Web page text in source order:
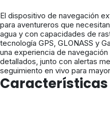
El dispositivo de navegación
para aventureros que
agua y con capacidades de
tecnología GPS, GLONASS y
una experiencia de
detallados, junto con alertas
seguimiento en vivo para